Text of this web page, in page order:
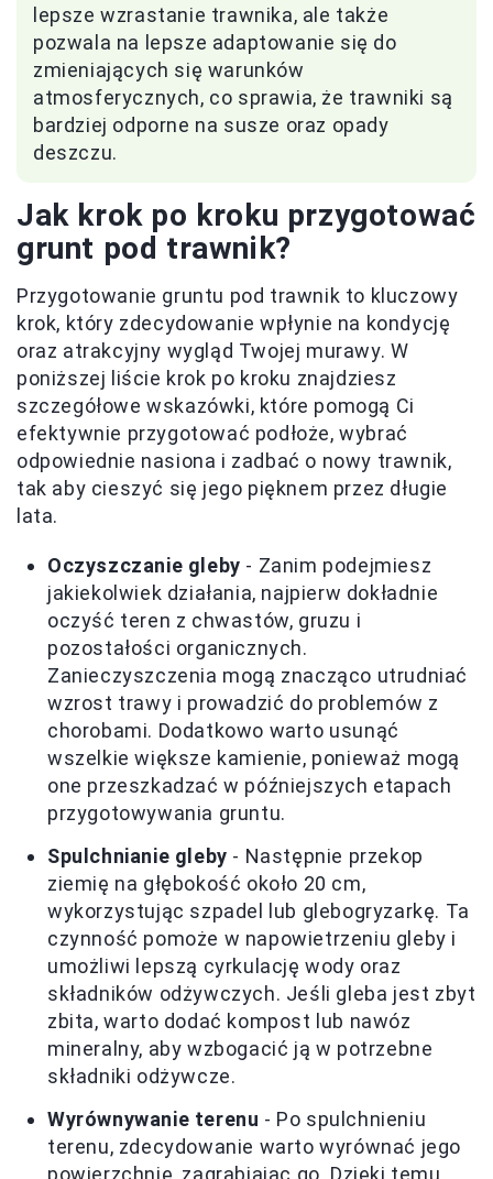
lepsze wzrastanie trawnika, ale także
pozwala na lepsze adaptowanie się do
zmieniających się warunków
atmosferycznych, co sprawia, że trawniki są
bardziej odporne na susze oraz opady
deszczu.
Jak krok po kroku przygotować
grunt pod trawnik?
Przygotowanie gruntu pod trawnik to kluczowy
krok, który zdecydowanie wpłynie na kondycję
oraz atrakcyjny wygląd Twojej murawy. W
poniższej liście krok po kroku znajdziesz
szczegółowe wskazówki, które pomogą Ci
efektywnie przygotować podłoże, wybrać
odpowiednie nasiona i zadbać o nowy trawnik,
tak aby cieszyć się jego pięknem przez długie
lata.
Oczyszczanie gleby - Zanim podejmiesz
jakiekolwiek działania, najpierw dokładnie
oczyść teren z chwastów, gruzu i
pozostałości organicznych.
Zanieczyszczenia mogą znacząco utrudniać
wzrost trawy i prowadzić do problemów z
chorobami. Dodatkowo warto usunąć
wszelkie większe kamienie, ponieważ mogą
one przeszkadzać w późniejszych etapach
przygotowywania gruntu.
Spulchnianie gleby - Następnie przekop
ziemię na głębokość około 20 cm,
wykorzystując szpadel lub glebogryzarkę. Ta
czynność pomoże w napowietrzeniu gleby i
umożliwi lepszą cyrkulację wody oraz
składników odżywczych. Jeśli gleba jest zbyt
zbita, warto dodać kompost lub nawóz
mineralny, aby wzbogacić ją w potrzebne
składniki odżywcze.
Wyrównywanie terenu - Po spulchnieniu
terenu, zdecydowanie warto wyrównać jego
powierzchnię, zagrabiając go. Dzięki temu